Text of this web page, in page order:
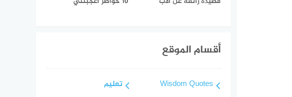
أقسام الموقع
Wisdom Quotes تعليم